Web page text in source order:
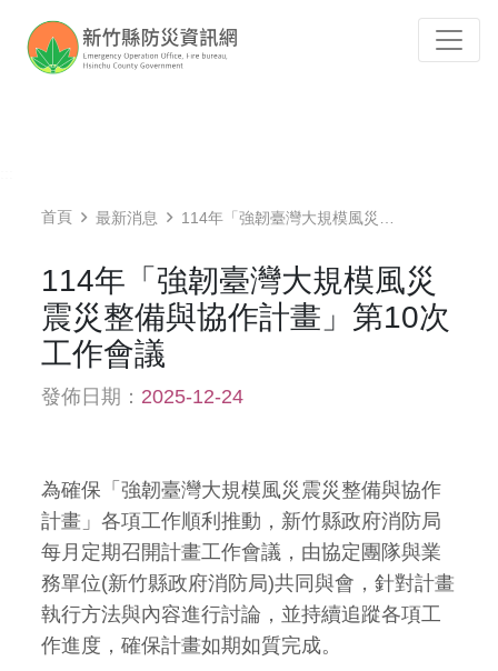
首頁 最新消息 114年「強韌臺灣大規模風災震災整備與協作計畫」第10次工作會議
114年「強韌臺灣大規模風災
震災整備與協作計畫」第10次
工作會議
發佈日期： 2025-12-24
為確保「強韌臺灣大規模風災震災整備與協作
計畫」各項工作順利推動，新竹縣政府消防局
每月定期召開計畫工作會議，由協定團隊與業
務單位(新竹縣政府消防局)共同與會，針對計畫
執行方法與內容進行討論，並持續追蹤各項工
作進度，確保計畫如期如質完成。